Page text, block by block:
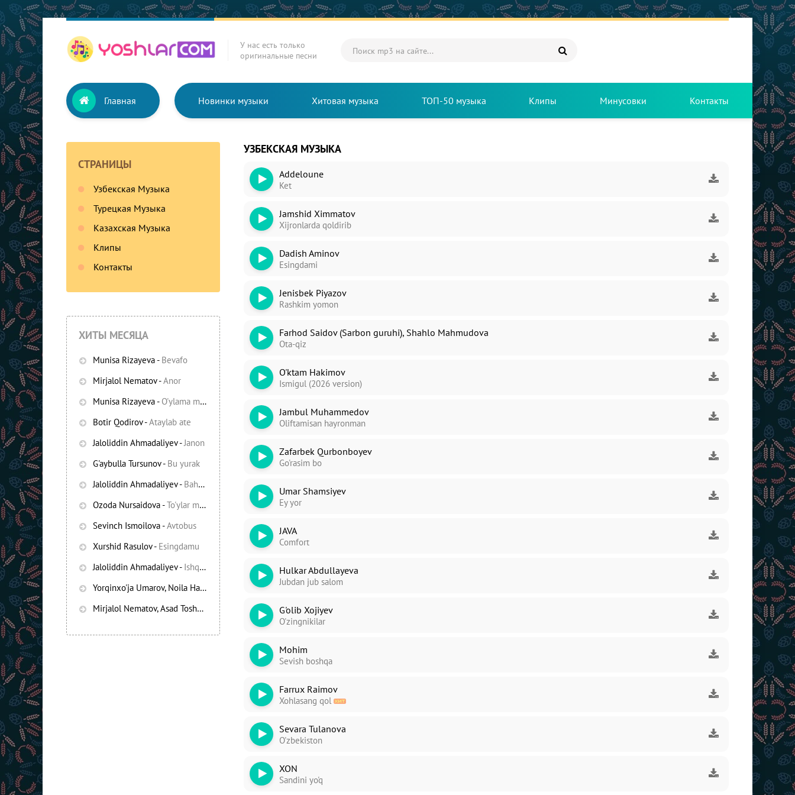
У нас есть только
оригинальные песни
Главная Новинки музыки Хитовая музыка ТОП-50 музыка Клипы Минусовки Контакты
СТРАНИЦЫ
Узбекская Музыка
Турецкая Музыка
Казахская Музыка
Клипы
Контакты
ХИТЫ МЕСЯЦА
Munisa Rizayeva- Bevafo
Mirjalol Nematov-Anor
Munisa Rizayeva- O'ylama mani
Botir Qodirov-Ataylab ate
Jaloliddin Ahmadaliyev-Janon
G'aybulla Tursunov- Bu yurak
Jaloliddin Ahmadaliyev- Bahor yomg'irlari
Ozoda Nursaidova-To'ylar muborak
Sevinch Ismoilova-Avtobus
Xurshid Rasulov- Esingdamu
Jaloliddin Ahmadaliyev- Ishqning chayqov bozorida
Yorqinxo'ja Umarov, Noila Habibullayeva
Bezori
Mirjalol Nematov, Asad Toshpo’latov
Oshiq edim
УЗБЕКСКАЯ МУЗЫКА
Addeloune
Ket
Jamshid Ximmatov
Xijronlarda qoldirib
Dadish Aminov
Esingdami
Jenisbek Piyazov
Rashkim yomon
Farhod Saidov (Sarbon guruhi), Shahlo Mahmudova
Ota-qiz
O'ktam Hakimov
Ismigul (2026 version)
Jambul Muhammedov
Oliftamisan hayronman
Zafarbek Qurbonboyev
Go'rasim bo
Umar Shamsiyev
Ey yor
JAVA
Comfort
Hulkar Abdullayeva
Jubdan jub salom
G'olib Xojiyev
O'zingnikilar
Mohim
Sevish boshqa
Farrux Raimov
Xohlasang qol
Sevara Tulanova
O'zbekiston
XON
Sandini yo'q
-Bezori
Oshiq edim